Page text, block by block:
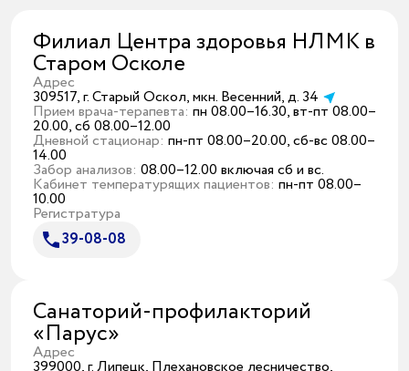
Филиал Центра здоровья НЛМК в
Старом Осколе
Адрес
309517, г. Старый Оскол, мкн. Весенний, д. 34
Прием врача-терапевта: пн 08.00–16.30, вт-пт 08.00–
20.00, сб 08.00–12.00
Дневной стационар: пн-пт 08.00–20.00, сб-вс 08.00–
14.00
Забор анализов: 08.00–12.00 включая сб и вс.
Кабинет температурящих пациентов: пн-пт 08.00–
10.00
Регистратура
39-08-08
Санаторий-профилакторий
«Парус»
Адрес
399000, г. Липецк, Плехановское лесничество,